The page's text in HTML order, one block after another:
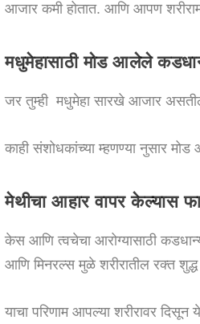
आजार कमी होतात. आणि आपण
मधुमेहासाठी मोड आलेले
जर तुम्ही मधुमेहा सारखे आजार
काही संशोधकांच्या म्हणण्या नुसार
मेथीचा आहार वापर केल्यास
केस आणि त्वचेचा आरोग्यासाठी
आणि मिनरल्स मुळे शरीरातील रक्त शुद्ध
याचा परिणाम आपल्या शरीरावर